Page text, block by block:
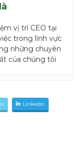
vị trí CEO tại
trong lĩnh vực
những chuyên
của chúng tôi
Linkedin